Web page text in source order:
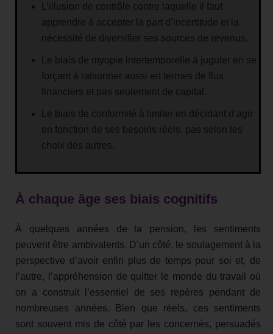
L’illusion de contrôle contre laquelle il faut
apprendre à accepter la part d’incertitude et la
nécessité de diversifier ses sources de revenus.
Le biais de myopie intertemporelle à juguler en se
forçant à raisonner aussi en termes de flux
financiers et pas seulement de capital.
Le biais de conformité à limiter en décidant d’agir
en fonction de ses besoins réels, pas selon les
choix des autres.
À chaque âge ses biais cognitifs
À quelques années de la pension, les sentiments
peuvent être ambivalents. D’un côté, le soulagement à la
perspective d’avoir enfin plus de temps pour soi et, de
l’autre, l’appréhension de quitter le monde du travail où
on a construit l’essentiel de ses repères pendant de
nombreuses années. Bien que réels, ces sentiments
sont souvent mis de côté par les concernés, persuadés